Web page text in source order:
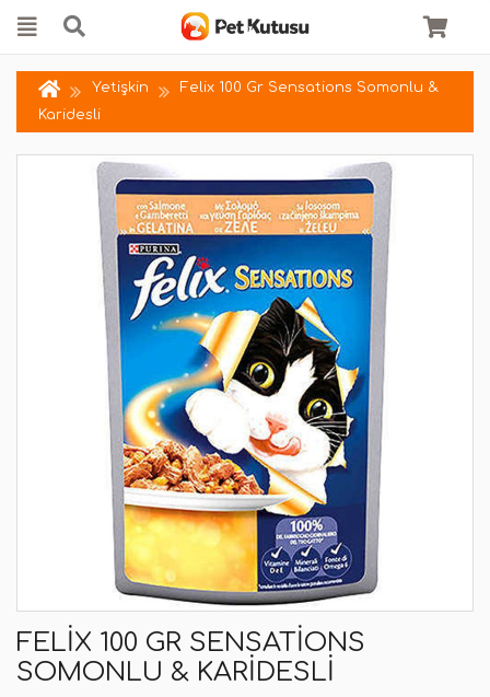
Yetişkin
Felix 100 Gr Sensations Somonlu &
Karidesli
FELIX 100 GR SENSATIONS
SOMONLU & KARIDESLI